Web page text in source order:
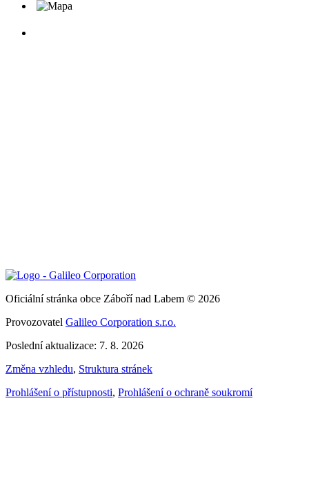
Oficiální stránka obce Záboří nad Labem © 2026
Provozovatel Galileo Corporation s.r.o.
Poslední aktualizace: 7. 8. 2026
Změna vzhledu, Struktura stránek
Prohlášení o přístupnosti, Prohlášení o ochraně soukromí